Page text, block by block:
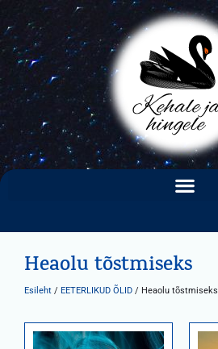
Heaolu tõstmiseks
Esileht / EETERLIKUD ÕLID / Heaolu tõstmiseks